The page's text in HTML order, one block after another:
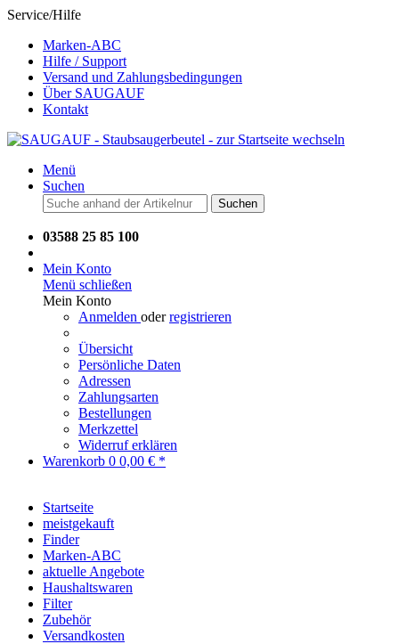
Service/Hilfe
Marken-ABC
Hilfe / Support
Versand und Zahlungsbedingungen
Über SAUGAUF
Kontakt
Menü
Suchen
Suchen
03588 25 85 100
Mein Konto
Menü schließen
Mein Konto
Anmelden oderregistrieren
Übersicht
Persönliche Daten
Adressen
Zahlungsarten
Bestellungen
Merkzettel
Widerruf erklären
Warenkorb 0 0,00 € *
Startseite
meistgekauft
Finder
Marken-ABC
aktuelle Angebote
Haushaltswaren
Filter
Zubehör
Versandkosten